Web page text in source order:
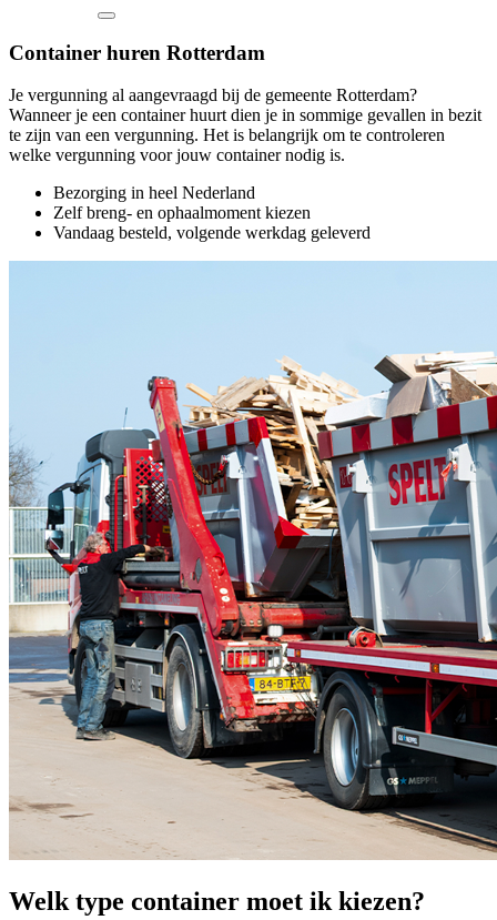
Container huren Rotterdam
Je vergunning al aangevraagd bij de gemeente Rotterdam?
Wanneer je een container huurt dien je in sommige gevallen in bezit
te zijn van een vergunning. Het is belangrijk om te controleren
welke vergunning voor jouw container nodig is.
Bezorging in heel Nederland
Zelf breng- en ophaalmoment kiezen
Vandaag besteld, volgende werkdag geleverd
Welk type container moet ik kiezen?